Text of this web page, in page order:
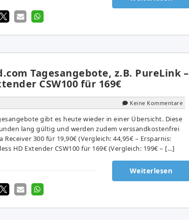
Tagesangebote, z.B. PureLink –
CSW100 für 169€
Keine Kommentare
gibt es heute wieder in einer Übersicht. Diese
lang gültig und werden zudem verssandkostenfrei
300 für 19,90€ (Vergleich: 44,95€ – Ersparnis:
HD Extender CSW100 für 169€ (Vergleich: 199€ – […]
Weiterlesen